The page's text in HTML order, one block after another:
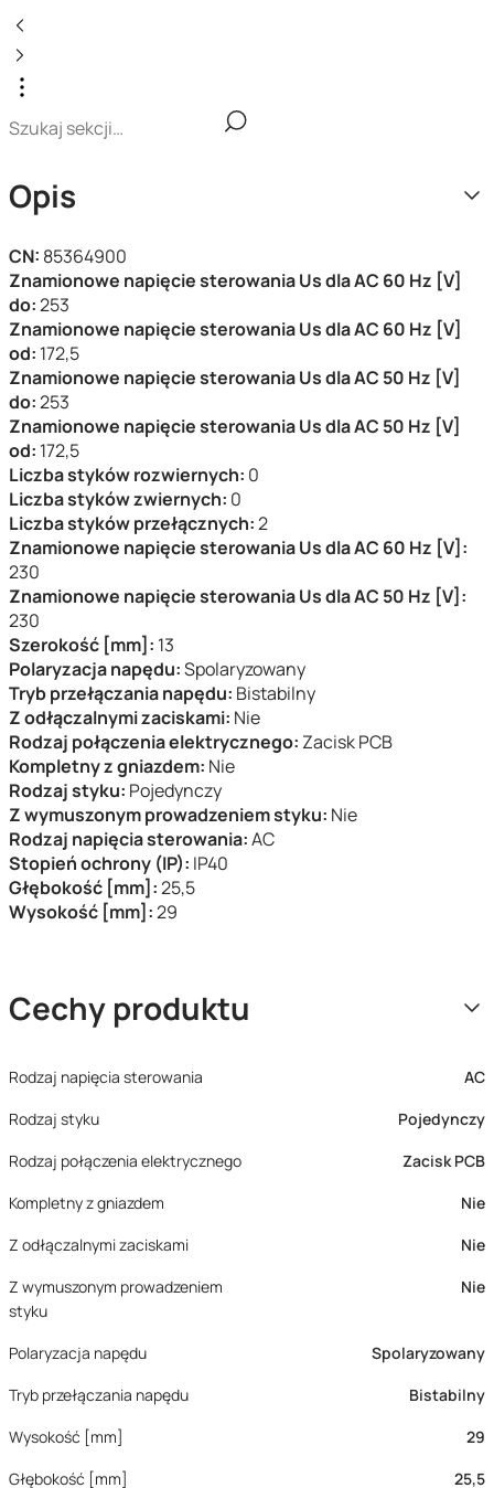
Opis
CN: 85364900
Znamionowe napięcie sterowania Us dla AC 60 Hz [V]
do:253
Znamionowe napięcie sterowania Us dla AC 60 Hz [V]
od: 172,5
Znamionowe napięcie sterowania Us dla AC 50 Hz [V]
do:253
Znamionowe napięcie sterowania Us dla AC 50 Hz [V]
od: 172,5
Liczba styków rozwiernych: 0
Liczba styków zwiernych: 0
Liczba styków przełącznych:2
Znamionowe napięcie sterowania Us dla AC 60 Hz [V]:
230
Znamionowe napięcie sterowania Us dla AC 50 Hz [V]:
230
Szerokość [mm]: 13
Polaryzacja napędu:Spolaryzowany
Tryb przełączania napędu: Bistabilny
Z odłączalnymi zaciskami: Nie
Rodzaj połączenia elektrycznego: Zacisk PCB
Kompletny z gniazdem: Nie
Rodzaj styku: Pojedynczy
Z wymuszonym prowadzeniem styku: Nie
Rodzaj napięcia sterowania:AC
Stopień ochrony (IP): IP40
Głębokość [mm]:25,5
Wysokość [mm]:29
Cechy produktu
Rodzaj napięcia sterowania
AC
Rodzaj styku
Pojedynczy
Rodzaj połączenia elektrycznego
Zacisk PCB
Kompletny z gniazdem
Nie
Z odłączalnymi zaciskami
Nie
Z wymuszonym prowadzeniem
styku
Nie
Polaryzacja napędu
Spolaryzowany
Tryb przełączania napędu
Bistabilny
Wysokość [mm]
29
Głębokość [mm]
25,5